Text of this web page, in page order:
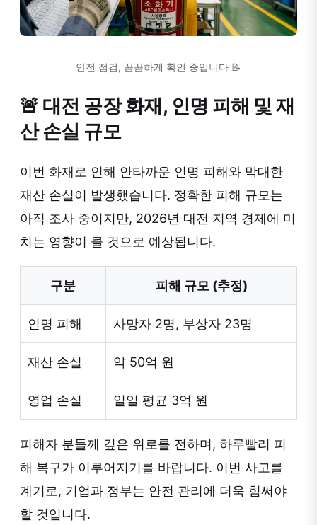
안전 점검, 꼼꼼하게 확인 중입니다 📝
🚨 대전 공장 화재, 인명 피해 및 재
산 손실 규모
이번 화재로 인해 안타까운 인명 피해와 막대한
재산 손실이 발생했습니다. 정확한 피해 규모는
아직 조사 중이지만, 2026년 대전 지역 경제에 미
치는 영향이 클 것으로 예상됩니다.
구분 피해 규모 (추정)
인명 피해 사망자 2명, 부상자 23명
재산 손실 약 50억 원
영업 손실 일일 평균 3억 원
피해자 분들께 깊은 위로를 전하며, 하루빨리 피
해 복구가 이루어지기를 바랍니다. 이번 사고를
계기로, 기업과 정부는 안전 관리에 더욱 힘써야
할 것입니다.